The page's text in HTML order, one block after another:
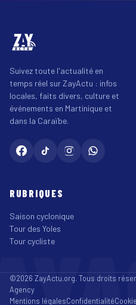
Suivez toute l'actualité en
temps réel sur ZayActu : infos
locales, faits divers, culture et
événements en Martinique et
dans la Caraïbe.
RUBRIQUES
Saison cyclonique
Tour des Yoles
Tour cycliste
©2026 ZayActu.org. Tous droits
Agency
Mentions légalesConfidentialité